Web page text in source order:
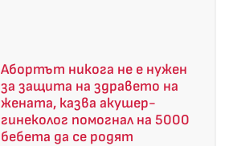
Абортът никога не е нужен
за защита на здравето на
жената, казва акушер-
гинеколог помогнал на 5000
бебета да се родят